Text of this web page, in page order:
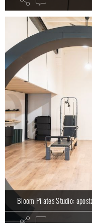
Bloom Pilates Studio: